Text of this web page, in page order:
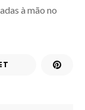
à mão no